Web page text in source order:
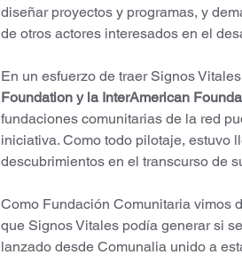
diseñar proyectos y programas, y
de otros actores interesados en el
En un esfuerzo de traer Signos
Foundation y la InterAmerican
fundaciones comunitarias de la red
iniciativa. Como todo pilotaje, estuvo
descubrimientos en el transcurso de
Como Fundación Comunitaria vimos
que Signos Vitales podía generar si
lanzado desde Comunalia unido a